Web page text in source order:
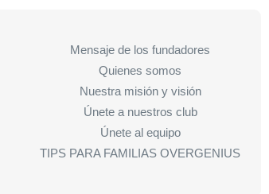
Mensaje de los fundadores
Quienes somos
Nuestra misión y visión
Únete a nuestros club
Únete al equipo
TIPS PARA FAMILIAS OVERGENIUS